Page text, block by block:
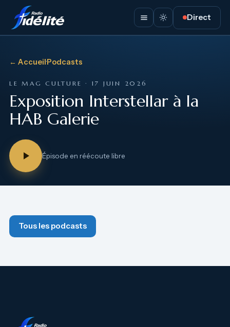
Direct
← Accueil·Podcasts
LE MAG CULTURE · 17 JUIN 2026
Exposition Interstellar à la
HAB Galerie
Épisode en réécoute libre
Tous les podcasts